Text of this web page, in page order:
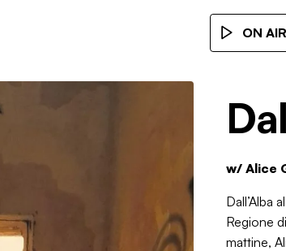
ON
w/Alice
Dall’Alba
Regione
mattine,